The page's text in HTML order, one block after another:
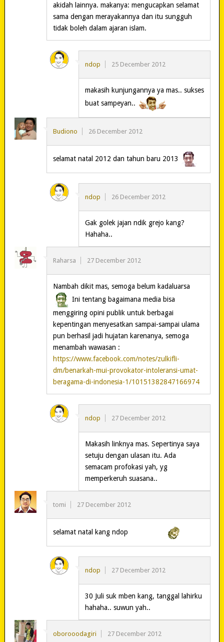
akidah lainnya. makanya: mengucapkan selamat
sama dengan merayakannya dan itu sungguh
tidak boleh dalam ajaran islam.
ndop 25 December 2012
makasih kunjungannya ya mas.. sukses
buat sampeyan..
Budiono 26 December 2012
selamat natal 2012 dan tahun baru 2013
ndop 26 December 2012
Gak golek jajan ndik grejo kang?
Hahaha..
Raharsa 27 December 2012
Nambah dikit mas, semoga belum kadaluarsa
Ini tentang bagaimana media bisa
menggiring opini publik untuk berbagai
kepentingan menyesatkan sampai-sampai ulama
pun berhasil jadi hujatan karenanya, semoga
menambah wawasan :
https://www.facebook.com/notes/zulkifli-
dm/benarkah-mui-provokator-intoleransi-umat-
beragama-di-indonesia-1/10151382847166974
ndop 27 December 2012
Makasih linknya mas. Sepertinya saya
setuju dengan ulasan itu. Ada
semacam profokasi yah, yg
memperkeruh suasana..
tomi 27 December 2012
selamat natal kang ndop
ndop 27 December 2012
30 Juli suk mben kang, tanggal lahirku
hahaha.. suwun yah..
oborooodagiri 27 December 2012